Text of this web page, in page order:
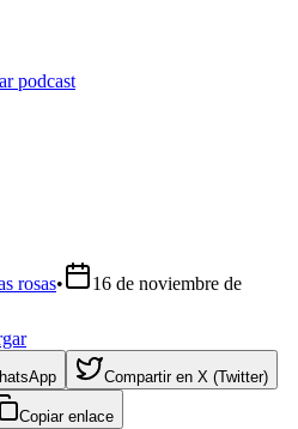
podcast
rosas•
16 de noviembre de
Compartir en X (Twitter)
Copiar enlace